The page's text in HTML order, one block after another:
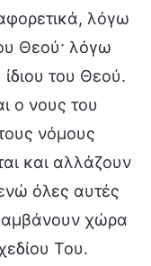
λόγω
Θεού· λόγω
του Θεού.
ο νους του
νόμους
και αλλάζουν
όλες αυτές
χώρα
Του.